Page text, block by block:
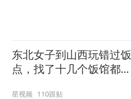
东北女子到山西玩错过饭
点，找了十几个饭馆都没
星视频 110跟贴